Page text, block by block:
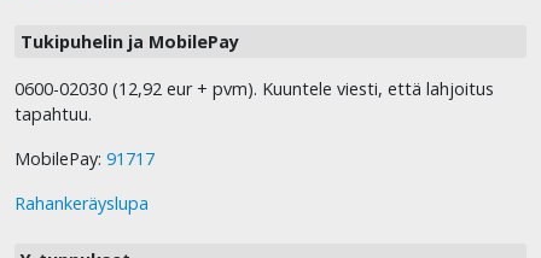
Tukipuhelin ja MobilePay
0600-02030 (12,92 eur + pvm). Kuuntele viesti, että lahjoitus
tapahtuu.
MobilePay: 91717
Rahankeräyslupa